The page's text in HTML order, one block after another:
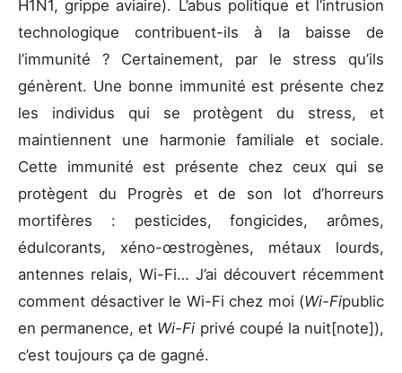
H1N1, grippe aviaire). L’abus politique et l’intrusion
technologique contribuent-ils à la baisse de
l’immunité ? Certainement, par le stress qu’ils
génèrent. Une bonne immunité est présente chez
les individus qui se protègent du stress, et
maintiennent une harmonie familiale et sociale.
Cette immunité est présente chez ceux qui se
protègent du Progrès et de son lot d’horreurs
mortifères : pesticides, fongicides, arômes,
édulcorants, xéno-œstrogènes, métaux lourds,
antennes relais, Wi-Fi… J’ai découvert récemment
comment désactiver le Wi-Fi chez moi (Wi-Fipublic
en permanence, et Wi-Fi privé coupé la nuit[note]),
c’est toujours ça de gagné.